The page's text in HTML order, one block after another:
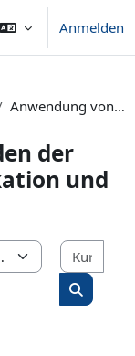
Anmelden
Anwendung von Methoden der Information, Kommunikation und Planung
der
und
Kurse